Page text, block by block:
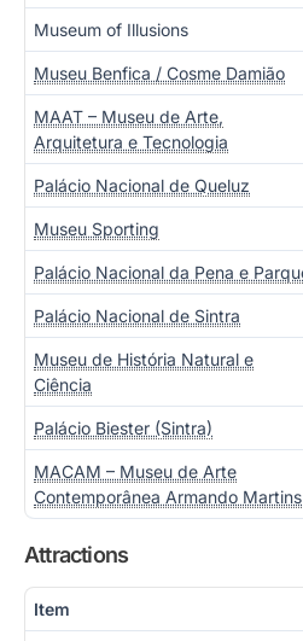
Museum of Illusions
Museu Benfica / Cosme Damião
MAAT – Museu de Arte,
Arquitetura e Tecnologia
Palácio Nacional de Queluz
Museu Sporting
Palácio Nacional da Pena e
Palácio Nacional de Sintra
Museu de História Natural e
Ciência
Palácio Biester (Sintra)
MACAM – Museu de Arte
Contemporânea Armando Martins
Attractions
Item